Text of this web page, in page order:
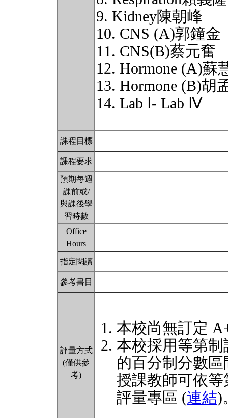
9. Kidney陳朝峰
10. CNS (A)郭鐘金
11. CNS(B)蔡元奮
12. Hormone (A)蘇
13. Hormone (B)胡
14. Lab Ⅰ- Lab Ⅳ
課程目標
課程要求
預期每週
課前或/
與課後學
習時數
Office
Hours
指定閱讀
參考書目
評量方式
(僅供參
考)
本校尚無訂定
本校採用等第
的百分制分數
授課教師可依
評量專區 (連結)